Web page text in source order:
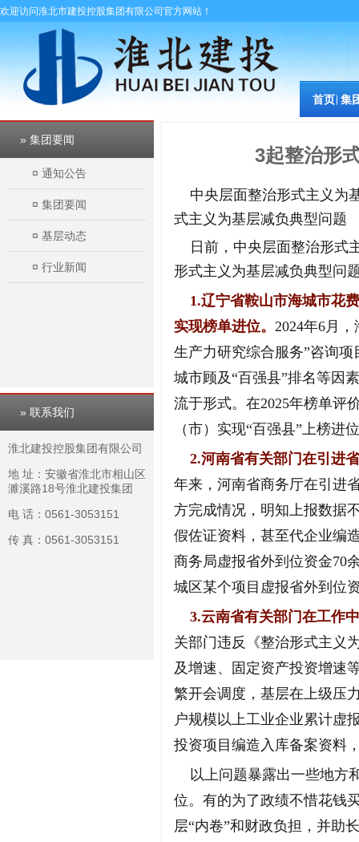
欢迎访问淮北市建投控股集团有限公司官方网站！
首页 集
» 集团要闻
¤ 通知公告
¤ 集团要闻
¤ 基层动态
¤ 行业新闻
» 联系我们
淮北建投控股集团有限公司
地 址：安徽省淮北市相山区
濉溪路18号淮北建投集团
电 话：0561-3053151
传 真：0561-3053151
3起整治形
中央层面整治形式主义为
式主义为基层减负典型问题
日前，中央层面整治形式
形式主义为基层减负典型问
1.辽宁省鞍山市海城市花
实现榜单进位。 2024年6月
生产力研究综合服务”咨询
城市顾及“百强县”排名等因
流于形式。在2025年榜单评
（市）实现“百强县”上榜进
2.河南省有关部门在引进
年来，河南省商务厅在引进
方完成情况，明知上报数据
假佐证资料，甚至代企业编
商务局虚报省外到位资金70
城区某个项目虚报省外到位
3.云南省有关部门在工作
关部门违反《整治形式主义
及增速、固定资产投资增速
繁开会调度，基层在上级压
户规模以上工业企业累计虚
投资项目编造入库备案资料
以上问题暴露出一些地方
位。有的为了政绩不惜花钱
层“内卷”和财政负担，并助